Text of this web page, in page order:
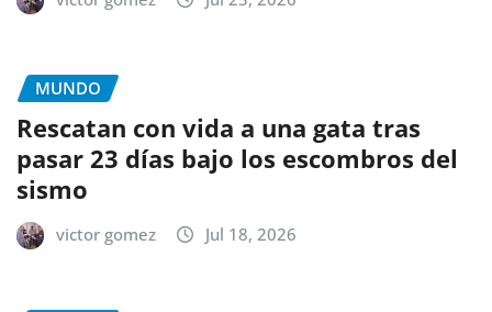
MUNDO
Rescatan con vida a una gata tras
pasar 23 días bajo los escombros del
sismo
victor gomez Jul 18, 2026